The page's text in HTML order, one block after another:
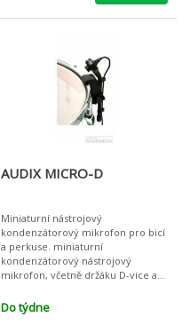
AUDIX MICRO-D
Miniaturní nástrojový
kondenzátorový mikrofon pro bicí
a perkuse. miniaturní
kondenzátorový nástrojový
mikrofon, včetně držáku D-vice a
napájení, hyperkardioidní char., 40
hz - 20 hz, spec
Do týdne